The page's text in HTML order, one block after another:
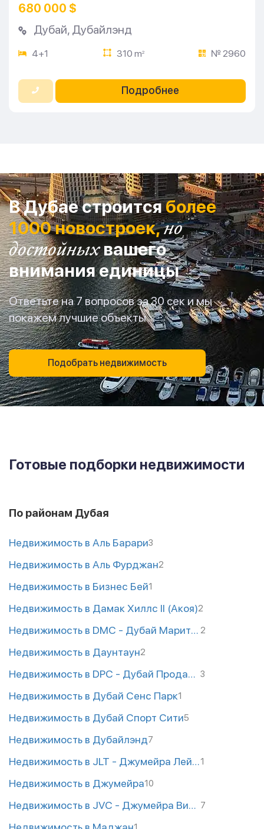
680 000 $
Дубай, Дубайлэнд
4+1 310 m2 № 2960
Подробнее
В Дубае строитсяболее
1000 новостроек,но
достойныхвашего
внимания единицы
Ответьте на 7 вопросов за 30 сек и мы
покажем лучшие объекты
Подобрать недвижимость
Готовые подборки недвижимости
По районам Дубая
Недвижимость в Аль Барари3
Недвижимость в Аль Фурджан2
Недвижимость в Бизнес Бей1
Недвижимость в Дамак Хиллс II (Акоя)2
Недвижимость в DMC - Дубай Маритайм Сити 2
Недвижимость в Даунтаун2
Недвижимость в DPC - Дубай Продакшн Сити 3
Недвижимость в Дубай Сенс Парк1
Недвижимость в Дубай Спорт Сити5
Недвижимость в Дубайлэнд7
Недвижимость в JLT - Джумейра Лейк Тауэрс1
Недвижимость в Джумейра10
Недвижимость в JVC - Джумейра Вилладж Сиркл 7